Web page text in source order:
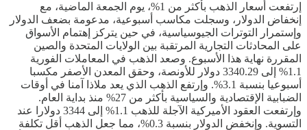
إرتفعت أسعار الذهب بأكثر من 1%، يوم الجمعة الماضية، مع
إنخفاض الدولار، وسجلت مكاسب أسبوعية، مدعومة بضعف الدولار
وإستمرار التوترات الجيوسياسية، في حين يتركز إهتمام الأسواق
على المحادثات التجارية المرتقبة بين الولايات المتحدة والصين
المقررة نهاية هذا الأسبوع. وصعد الذهب في المعاملات الفورية
1.1% إلى 3340.29 دولار للأونصة، وحقق المعدن الأصفر مكسبا
أسبوعيا بنسبة 3.1%. وإرتفع الذهب الذي يعد ملاذا آمنا في أوقات
الضبابية الإقتصادية والسياسية بأكثر من 27% منذ بداية العام.
وإرتفعت العقود الأميركية الآجلة للذهب 1.1% إلى 3344 دولارا عند
التسوية. وإنخفض الدولار بنسبة 0.3%، مما جعل الذهب أقل تكلفة